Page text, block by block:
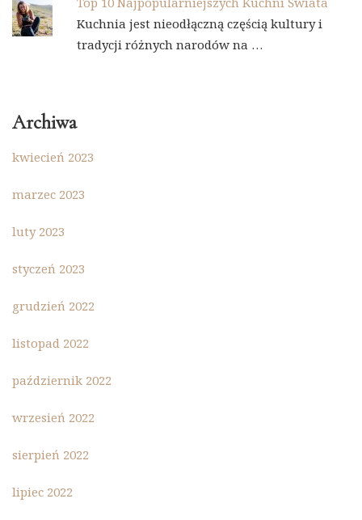
Kuchnia jest nieodłączną częścią kultury i
tradycji różnych narodów na …
Archiwa
kwiecień 2023
marzec 2023
luty 2023
styczeń 2023
grudzień 2022
listopad 2022
październik 2022
wrzesień 2022
sierpień 2022
lipiec 2022